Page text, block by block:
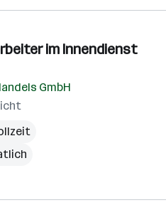
im Innendienst
GmbH